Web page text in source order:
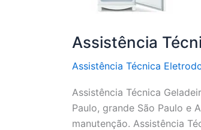
Assistência
Assistência Técnica
Assistência Técnica
Paulo, grande São Paulo e
manutenção. Assistência